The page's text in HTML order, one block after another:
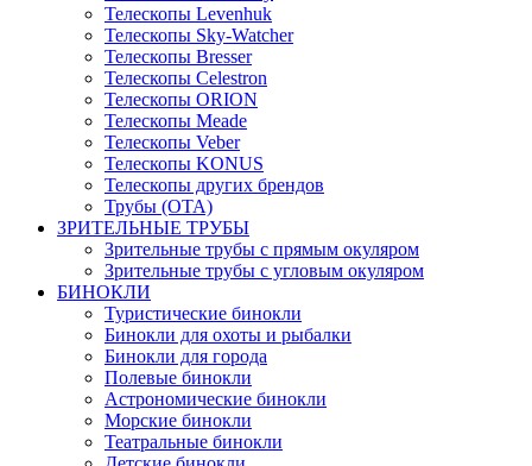
Телескопы Levenhuk
Телескопы Sky-Watcher
Телескопы Bresser
Телескопы Celestron
Телескопы ORION
Телескопы Meade
Телескопы Veber
Телескопы KONUS
Телескопы других брендов
Трубы (ОТА)
ЗРИТЕЛЬНЫЕ ТРУБЫ
Зрительные трубы с прямым окуляром
Зрительные трубы с угловым окуляром
БИНОКЛИ
Туристические бинокли
Бинокли для охоты и рыбалки
Бинокли для города
Полевые бинокли
Астрономические бинокли
Морские бинокли
Театральные бинокли